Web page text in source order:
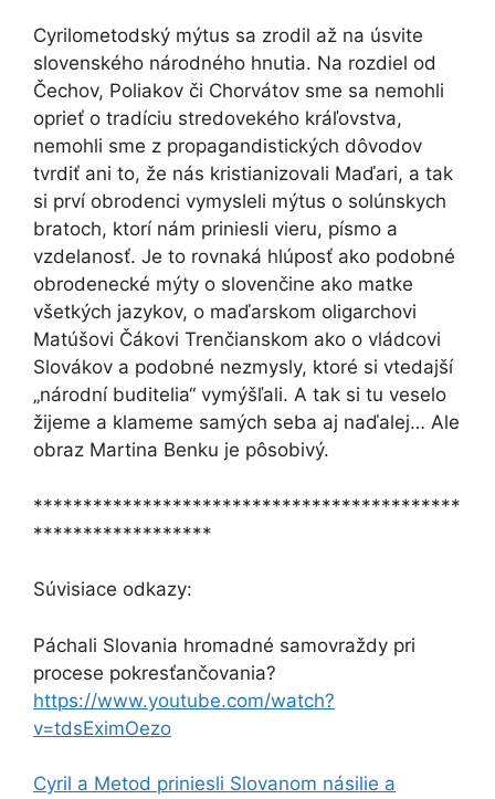
Cyrilometodský mýtus sa zrodil až na úsvite
slovenského národného hnutia. Na rozdiel od
Čechov, Poliakov či Chorvátov sme sa nemohli
oprieť o tradíciu stredovekého kráľovstva,
nemohli sme z propagandistických dôvodov
tvrdiť ani to, že nás kristianizovali Maďari, a tak
si prví obrodenci vymysleli mýtus o solúnskych
bratoch, ktorí nám priniesli vieru, písmo a
vzdelanosť. Je to rovnaká hlúposť ako podobné
obrodenecké mýty o slovenčine ako matke
všetkých jazykov, o maďarskom oligarchovi
Matúšovi Čákovi Trenčianskom ako o vládcovi
Slovákov a podobné nezmysly, ktoré si vtedajší
„národní buditelia“ vymýšľali. A tak si tu veselo
žijeme a klameme samých seba aj naďalej… Ale
obraz Martina Benku je pôsobivý.
*******************************************
******************
Súvisiace odkazy:
Páchali Slovania hromadné samovraždy pri
procese pokresťančovania?
https://www.youtube.com/watch?
v=tdsEximOezo
Cyril a Metod priniesli Slovanom násilie a